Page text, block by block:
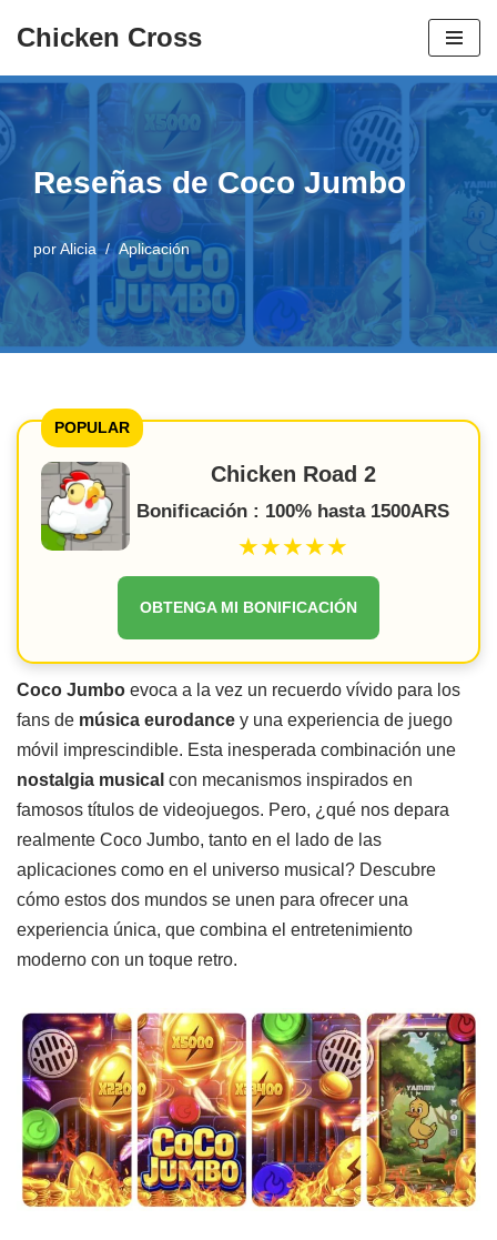
al
contenido
Chicken Cross
Reseñas de Coco Jumbo
porAlicia Aplicación
POPULAR
Chicken Road 2
Bonificación : 100% hasta 1500ARS
★★★★★
OBTENGA MI BONIFICACIÓN
Coco Jumbo evoca a la vez un recuerdo vívido para los
fans de música eurodance y una experiencia de juego
móvil imprescindible. Esta inesperada combinación une
nostalgia musical con mecanismos inspirados en
famosos títulos de videojuegos. Pero, ¿qué nos depara
realmente Coco Jumbo, tanto en el lado de las
aplicaciones como en el universo musical? Descubre
cómo estos dos mundos se unen para ofrecer una
experiencia única, que combina el entretenimiento
moderno con un toque retro.